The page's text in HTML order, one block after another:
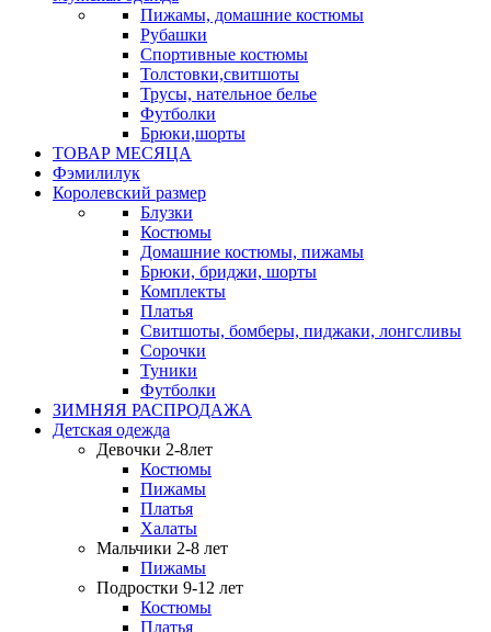
Пижамы, домашние костюмы
Рубашки
Спортивные костюмы
Толстовки,свитшоты
Трусы, нательное белье
Футболки
Брюки,шорты
ТОВАР МЕСЯЦА
Фэмилилук
Королевский размер
Блузки
Костюмы
Домашние костюмы, пижамы
Брюки, бриджи, шорты
Комплекты
Платья
Свитшоты, бомберы, пиджаки, лонгсливы
Сорочки
Туники
Футболки
ЗИМНЯЯ РАСПРОДАЖА
Детская одежда
Девочки 2-8лет
Костюмы
Пижамы
Платья
Халаты
Мальчики 2-8 лет
Пижамы
Подростки 9-12 лет
Костюмы
Платья